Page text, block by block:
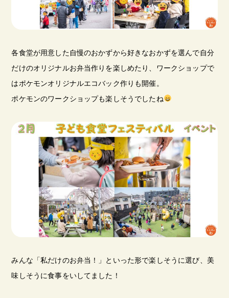
各食堂が用意した自慢のおかずから好きなおかずを選んで自分
だけのオリジナルお弁当作りを楽しめたり、ワークショップで
はポケモンオリジナルエコバック作りも開催。
ポケモンのワークショップも楽しそうでしたね
みんな「私だけのお弁当！」といった形で楽しそうに選び、美
味しそうに食事をいしてました！